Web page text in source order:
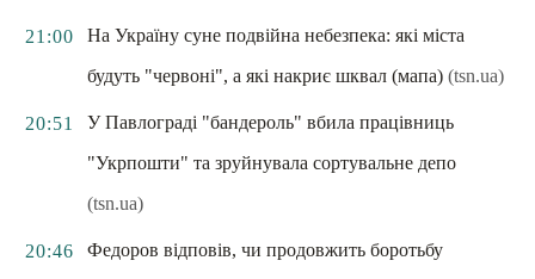
21:00
На Україну суне подвійна небезпека: які міста
будуть "червоні", а які накриє шквал (мапа) (tsn.ua)
20:51
У Павлограді "бандероль" вбила працівниць
"Укрпошти" та зруйнувала сортувальне депо
(tsn.ua)
20:46
Федоров відповів, чи продовжить боротьбу